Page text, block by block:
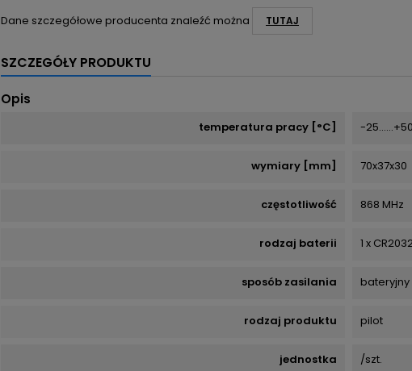
Dane szczegółowe producenta znaleźć można TUTAJ
SZCZEGÓŁY PRODUKTU
Opis
temperatura pracy [°C] -25......+50
wymiary [mm] 70x37x30
częstotliwość 868 MHz
rodzaj baterii 1 x
sposób zasilania bateryjny
rodzaj produktu pilot
jednostka /szt.